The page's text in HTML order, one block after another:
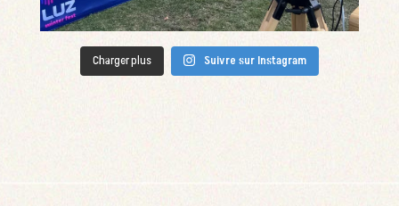
Charger plus Suivre sur Instagram